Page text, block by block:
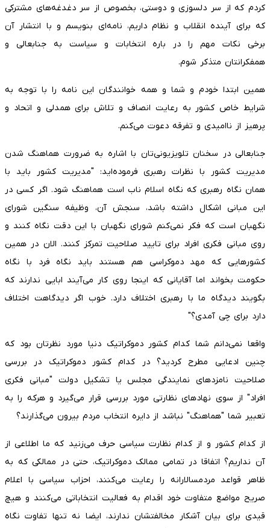
کردم که از سر دلسوزی و دوستی، بخصوص از سر دغدغه‌های مشترکی
که برای آینده انقلاب و نظام داریم، نامه‌ای بنویسم و با انتشار آن
برخی نکات مهم را در باره انتخابات و سیاست به جنابعالی و
همفکرانتان متذکر شوم.
همین ابتدا خودم و شما و همه خوانندگان این نامه را با توجه به
شرایط خاص کشور به رعایت انصاف و تلاش برای همدلی و اتحاد و
پرهیز از ناامیدی و تفرقه دعوت می‌کنم.
جنابعالی در سخنان تلویزیونی‌تان با اشاره به ضرورت هماهنگ شدن
مدیریت کشور با نظرات رهبری فرموده‌اید: "مدیریت کشور باید با
همان نگاه رهبری که نگاه اسلام ناب است هماهنگ شود. اگر کسی در
این مبانی اشکال داشته باشد، سنجش آن، وظیفه سنگین شورای
نگهبان است که فکر نمی­‌کنم شورای نگهبان با این دقت نگاه کنند و
روی مبانی فکری افراد برای تایید صلاحیت تمرکز کنند. الان در همین
کشورهایی که مهد دموکراسی هم هستند باید نگاه فرد با نگاه
حکومت بخواند اما آقایانی که اینجا روی کار می­‌آیند ابایی ندارند که
بگویند دیدگاه ما با رهبری اختلاف دارد. خوب اگر دیدگاهت اختلاف
دارد برای چی آمدی؟"
واقعا نمی‌دانم شما کدام کشور دموکراتیک دنیا مورد نظرتان بود که
چنین ادعایی مطرح کردید؟ در کدام کشور دموکراتیک در بررسی
صلاحیت‌ نامزدهای نمایندگی مجلس یا تشکیل دولت "مبانی فکری
افراد" از سوی نهادهای نظارتی مورد بررسی قرار می‌گیرد و هرکه را به
تعبیر شما "هماهنگ" نباشد از دایره انتخاب مردم بیرون می‌گذارند؟
از کدام کشور و از کدام نظارت سیاسی حرف می‌زنید که ما اطلاعی از
آن نداریم؟ اتفاقا در تمامی ممالک دموکراتیک، حتی در ممالکی که به
ظاهر قواعد مردمسالارانه را رعایت می‌کنند، احزاب سیاسی با اعلام
صریح مواضع متفاوت خود اقدام به فعالیت انتخاباتی می‌کنند و هیچ
قیدی برای بیان آشکار مخالفتشان ندارند، ایضا نه تنها تفاوت نگاه